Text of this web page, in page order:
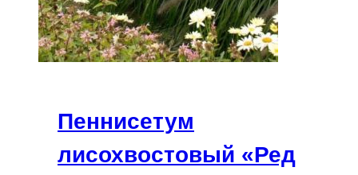
Пеннисетум
лисохвостовый «Ред